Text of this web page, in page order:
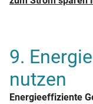
9.
nutzen
Energieeffiziente